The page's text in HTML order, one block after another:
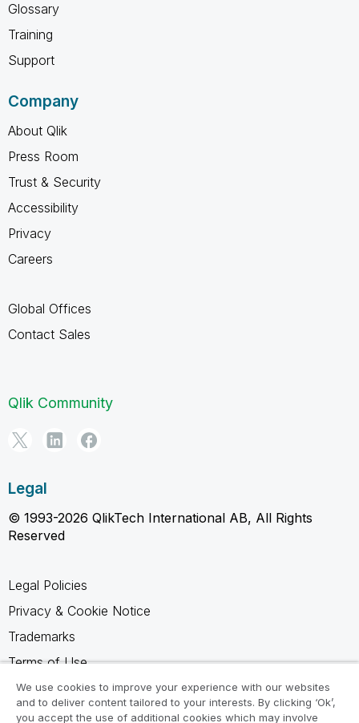
Glossary
Training
Support
Company
About Qlik
Press Room
Trust & Security
Accessibility
Privacy
Careers
Global Offices
Contact Sales
Qlik Community
Legal
© 1993-2026 QlikTech International AB, All Rights
Reserved
Legal Policies
Privacy & Cookie Notice
Trademarks
Terms of Use
Legal Agreements
Product Terms
We use cookies to improve your experience with our websites
and to deliver content tailored to your interests. By clicking ‘Ok’,
you accept the use of additional cookies which may involve